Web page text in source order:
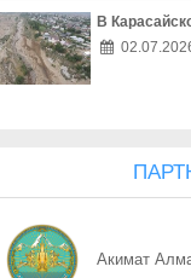
06.08 Собственность
06.08 Дроппер - не
В
Акимат